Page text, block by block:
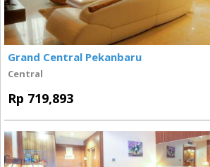
Grand Central Pekanbaru
Central
Rp 719,893